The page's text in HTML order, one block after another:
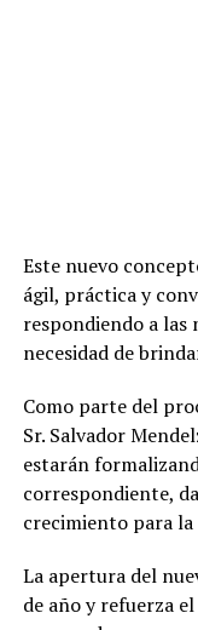
Este nuevo
ágil, práctica y
respondiendo a las
necesidad de
Como parte del
Sr. Salvador
estarán
correspondiente,
crecimiento para la
La apertura del
de año y refuerza